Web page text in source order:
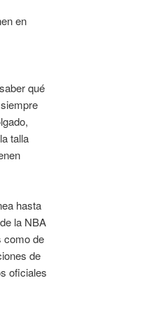
en
qué
talla
hasta
la NBA
como de
de
oficiales